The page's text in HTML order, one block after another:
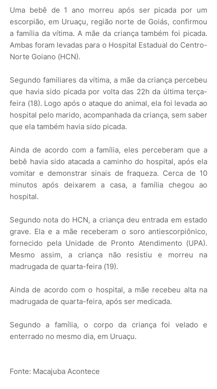
Uma bebê de 1 ano morreu após ser picada por um
escorpião, em Uruaçu, região norte de Goiás, confirmou
a família da vítima. A mãe da criança também foi picada.
Ambas foram levadas para o Hospital Estadual do Centro-
Norte Goiano (HCN).
Segundo familiares da vítima, a mãe da criança percebeu
que havia sido picada por volta das 22h da última terça-
feira (18). Logo após o ataque do animal, ela foi levada ao
hospital pelo marido, acompanhada da criança, sem saber
que ela também havia sido picada.
Ainda de acordo com a família, eles perceberam que a
bebê havia sido atacada a caminho do hospital, após ela
vomitar e demonstrar sinais de fraqueza. Cerca de 10
minutos após deixarem a casa, a família chegou ao
hospital.
Segundo nota do HCN, a criança deu entrada em estado
grave. Ela e a mãe receberam o soro antiescorpiônico,
fornecido pela Unidade de Pronto Atendimento (UPA).
Mesmo assim, a criança não resistiu e morreu na
madrugada de quarta-feira (19).
Ainda de acordo com o hospital, a mãe recebeu alta na
madrugada de quarta-feira, após ser medicada.
Segundo a família, o corpo da criança foi velado e
enterrado no mesmo dia, em Uruaçu.
Fonte: Macajuba Acontece